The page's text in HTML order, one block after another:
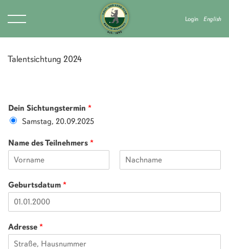
Login English
Talentsichtung 2024
Dein Sichtungstermin *
Samstag, 20.09.2025
Name des Teilnehmers *
Geburtsdatum *
Adresse *